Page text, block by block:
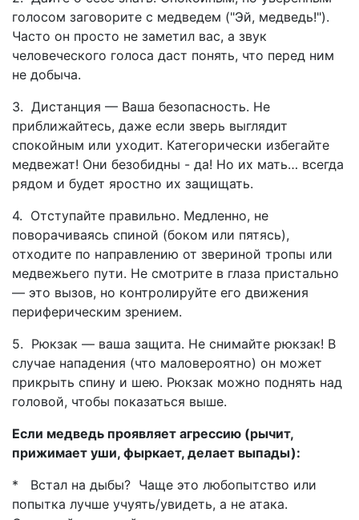
голосом заговорите с медведем ("Эй, медведь!").
Часто он просто не заметил вас, а звук
человеческого голоса даст понять, что перед ним
не добыча.
3. Дистанция — Ваша безопасность. Не
приближайтесь, даже если зверь выглядит
спокойным или уходит. Категорически избегайте
медвежат! Они безобидны - да! Но их мать… всегда
рядом и будет яростно их защищать.
4. Отступайте правильно. Медленно, не
поворачиваясь спиной (боком или пятясь),
отходите по направлению от звериной тропы или
медвежьего пути. Не смотрите в глаза пристально
— это вызов, но контролируйте его движения
периферическим зрением.
5. Рюкзак — ваша защита. Не снимайте рюкзак! В
случае нападения (что маловероятно) он может
прикрыть спину и шею. Рюкзак можно поднять над
головой, чтобы показаться выше.
Если медведь проявляет агрессию (рычит,
прижимает уши, фыркает, делает выпады):
* Встал на дыбы? Чаще это любопытство или
попытка лучше учуять/увидеть, а не атака.